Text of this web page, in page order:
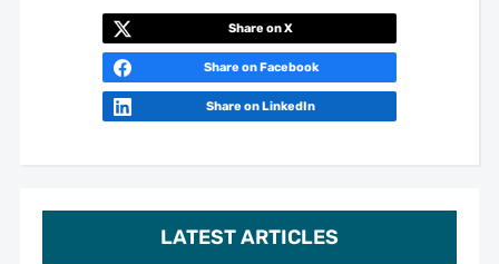
LATEST ARTICLES
Share on X
Share on Facebook
Share on LinkedIn